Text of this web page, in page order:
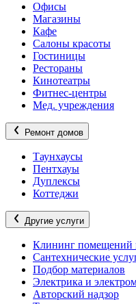
Офисы
Магазины
Кафе
Салоны красоты
Гостиницы
Рестораны
Кинотеатры
Фитнес-центры
Мед. учреждения
Ремонт домов
Таунхаусы
Пентхауы
Дуплексы
Коттеджи
Другие услуги
Клининг помещений
Сантехнические
Подбор материалов
Электрика и
Авторский надзор